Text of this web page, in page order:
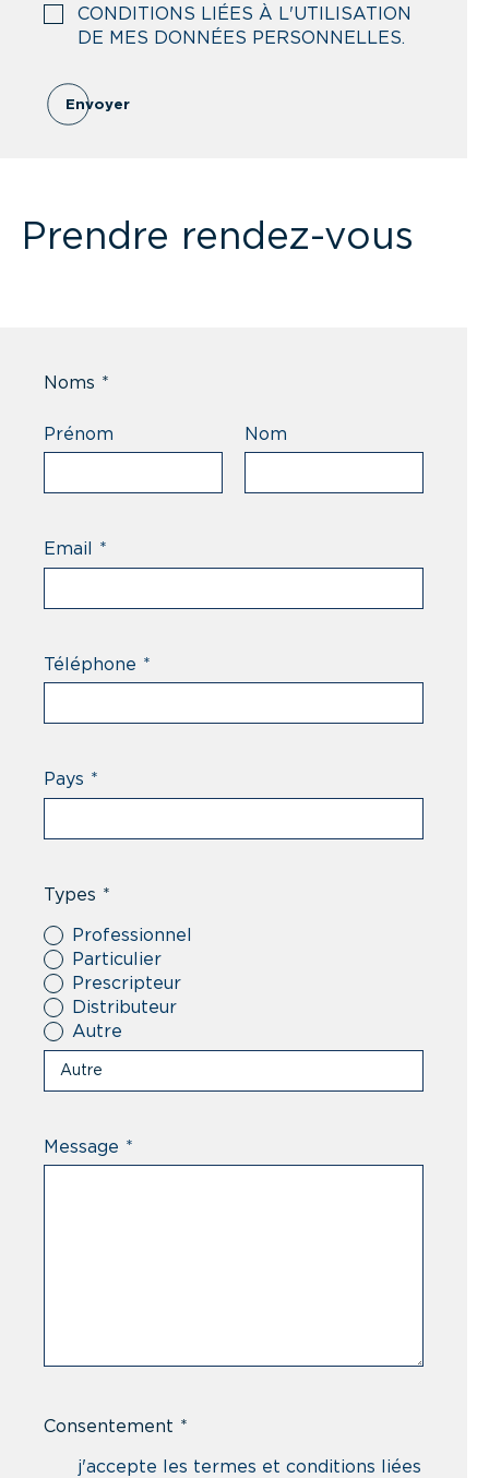
CONDITIONS LIÉES À L'UTILISATION
DE MES DONNÉES PERSONNELLES.
Envoyer
Prendre rendez-vous
Noms *
Prénom Nom
Email *
Téléphone *
Pays *
Types *
Professionnel
Particulier
Prescripteur
Distributeur
Autre
Message *
Consentement *
j'accepte les termes et conditions liées